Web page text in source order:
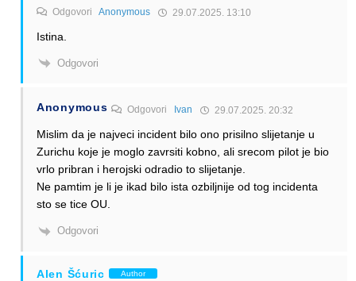
Odgovori Anonymous 29.07.2025. 13:10
Istina.
Odgovori
Anonymous Odgovori Ivan 29.07.2025. 20:32
Mislim da je najveci incident bilo ono prisilno slijetanje u
Zurichu koje je moglo zavrsiti kobno, ali srecom pilot je bio
vrlo pribran i herojski odradio to slijetanje.
Ne pamtim je li je ikad bilo ista ozbiljnije od tog incidenta
sto se tice OU.
Odgovori
Alen Šćuric Author